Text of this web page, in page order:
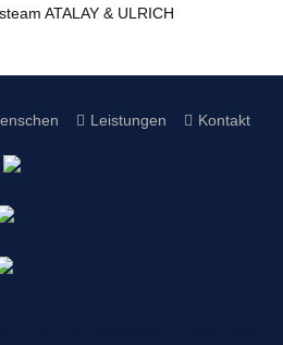
ATALAY & ULRICH
Leistungen Kontakt